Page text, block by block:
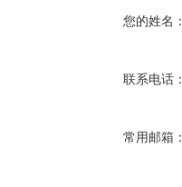
您的姓名：
联系电话：
常用邮箱：